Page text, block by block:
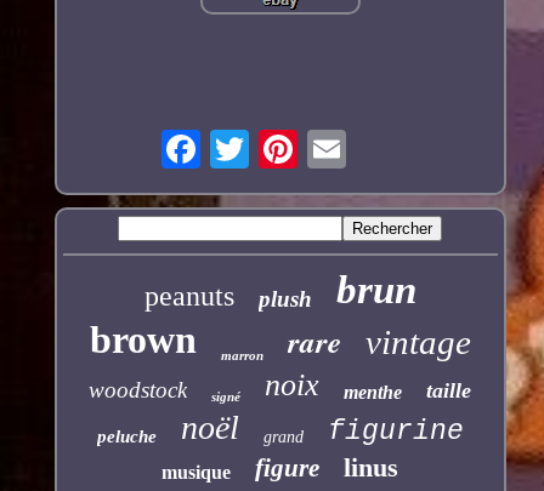
peanuts plush
brun
brown
marron rare vintage
woodstock signé noix menthe taille
peluche noël grand figurine
musique figure linus